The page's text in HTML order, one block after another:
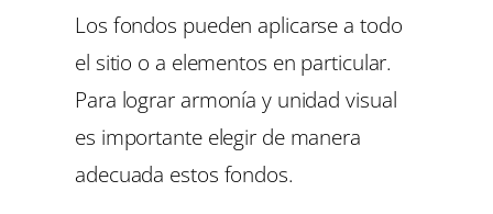
Los fondos pueden aplicarse a todo
el sitio o a elementos en particular.
Para lograr armonía y unidad visual
es importante elegir de manera
adecuada estos fondos.